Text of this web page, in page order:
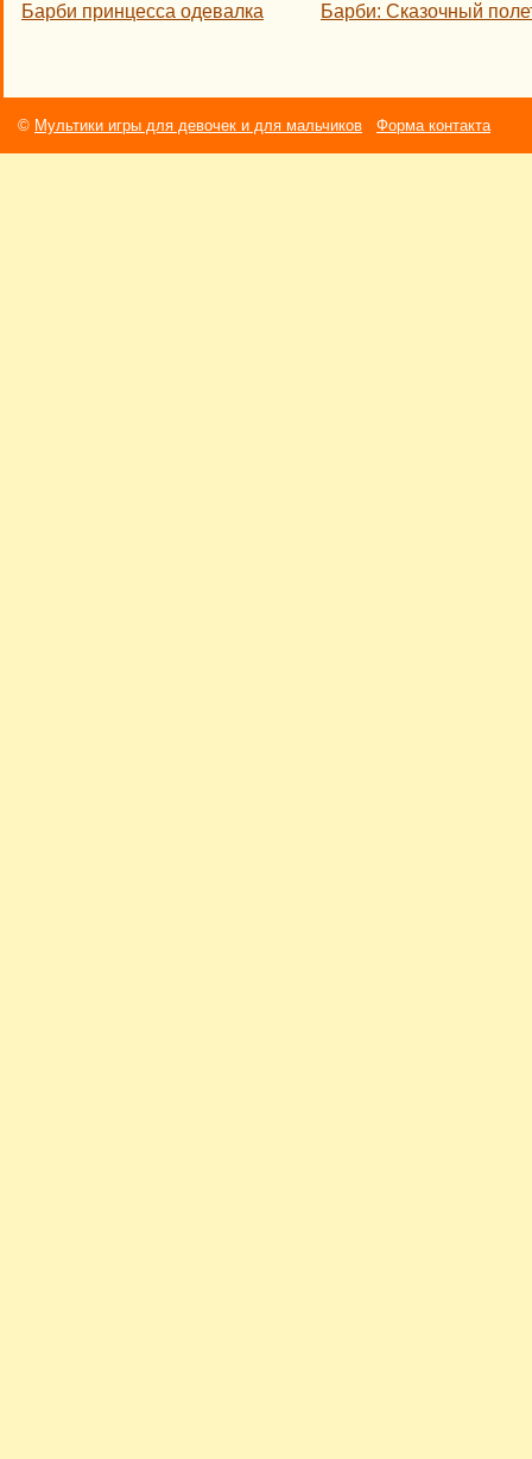
Барби принцесса одевалка Барби: Сказочный
© Мультики игры для девочек и для мальчиков Форма контакта